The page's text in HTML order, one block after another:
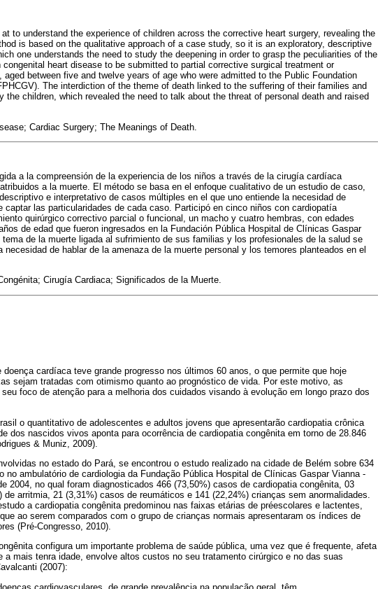
to understand the experience of children across the corrective heart surgery, revealing the
is based on the qualitative approach of a case study, so it is an exploratory, descriptive
one understands the need to study the deepening in order to grasp the peculiarities of the
heart disease to be submitted to partial corrective surgical treatment or
between five and twelve years of age who were admitted to the Public Foundation
The interdiction of the theme of death linked to the suffering of their families and
the children, which revealed the need to talk about the threat of personal death and raised
Cardiac Surgery; The Meanings of Death.
a la compreensión de la experiencia de los niños a través de la cirugía cardíaca
a la muerte. El método se basa en el enfoque cualitativo de un estudio de caso,
e interpretativo de casos múltiples en el que uno entiende la necesidad de
captar las particularidades de cada caso. Participó en cinco niños con cardiopatía
quirúrgico correctivo parcial o funcional, un macho y cuatro hembras, con edades
de edad que fueron ingresados en la Fundación Pública Hospital de Clínicas Gaspar
de la muerte ligada al sufrimiento de sus familias y los profesionales de la salud se
de hablar de la amenaza de la muerte personal y los temores planteados en el
Cirugía Cardiaca; Significados de la Muerte.
cardíaca teve grande progresso nos últimos 60 anos, o que permite que hoje
sejam tratadas com otimismo quanto ao prognóstico de vida. Por este motivo, as
foco de atenção para a melhoria dos cuidados visando à evolução em longo prazo dos
o quantitativo de adolescentes e adultos jovens que apresentarão cardiopatia crônica
dos nascidos vivos aponta para ocorrência de cardiopatia congênita em torno de 28.846
& Muniz, 2009).
no estado do Pará, se encontrou o estudo realizado na cidade de Belém sobre 634
no ambulatório de cardiologia da Fundação Pública Hospital de Clínicas Gaspar Vianna -
2004, no qual foram diagnosticados 466 (73,50%) casos de cardiopatia congênita, 03
arritmia, 21 (3,31%) casos de reumáticos e 141 (22,24%) crianças sem anormalidades.
a cardiopatia congênita predominou nas faixas etárias de préescolares e lactentes,
ao serem comparados com o grupo de crianças normais apresentaram os índices de
(Pré-Congresso, 2010).
configura um importante problema de saúde pública, uma vez que é frequente, afeta
a mais tenra idade, envolve altos custos no seu tratamento cirúrgico e no das suas
(2007):
cardiovasculares, de grande prevalência na população geral, têm